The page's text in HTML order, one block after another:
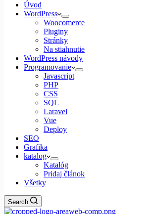
Úvod
WordPress
Woocomerce
Pluginy
Stránky
Na stiahnutie
WordPress návody
Programovanie
Javascript
PHP
CSS
SQL
Laravel
Vue
Deploy
SEO
Grafika
katalog
Katalóg
Pridaj článok
Všetky
Search